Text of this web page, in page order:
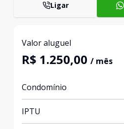
Ligar
Valor aluguel
R$ 1.250,00 / mês
Condomínio
IPTU